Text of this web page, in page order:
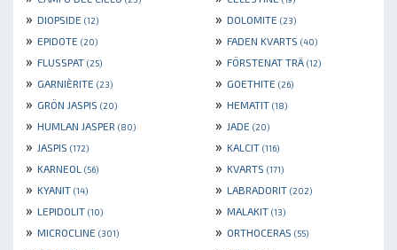
» DIOPSIDE (12) » DOLOMITE (23)
» EPIDOTE (20) » FADEN KVARTS (40)
» FLUSSPAT (25) » FÖRSTENAT TRÄ (12)
» GARNIÈRITE (23) » GOETHITE (26)
» GRÖN JASPIS (20) » HEMATIT (18)
» HUMLAN JASPER (80) » JADE (20)
» JASPIS (172) » KALCIT (116)
» KARNEOL (56) » KVARTS (171)
» KYANIT (14) » LABRADORIT (202)
» LEPIDOLIT (10) » MALAKIT (13)
» MICROCLINE (301) » ORTHOCERAS (55)